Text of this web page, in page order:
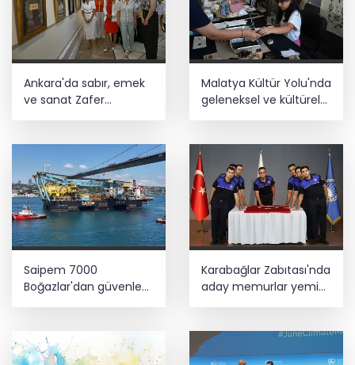
Ankara'da sabır, emek
ve sanat Zafer
Malatya Kültür Yolu'nda
geleneksel ve kültürel
Saipem 7000
Boğazlar'dan güvenle
Karabağlar Zabıtası'nda
aday memurlar yemin